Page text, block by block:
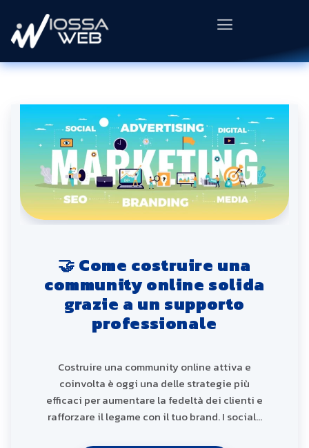
🤝 Come costruire una
community online solida
grazie a un supporto
professionale
Costruire una community online attiva e
coinvolta è oggi una delle strategie più
efficaci per aumentare la fedeltà dei clienti e
rafforzare il legame con il tuo brand. I social…